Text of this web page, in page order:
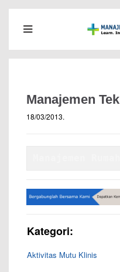
Manajemen
18/03/2013.
Kategori:
Aktivitas Mutu Klinis